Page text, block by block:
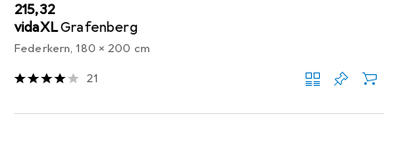
EUR
215,32
vidaXLGrafenberg
Federkern, 180 x 200 cm
21